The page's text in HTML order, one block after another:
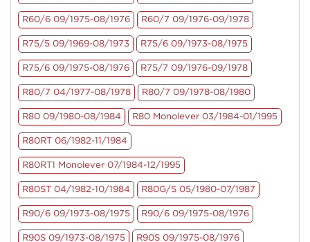
R60/6 09/1975-08/1976 R60/7 09/1976-09/1978
R75/5 09/1969-08/1973 R75/6 09/1973-08/1975
R75/6 09/1975-08/1976 R75/7 09/1976-09/1978
R80/7 04/1977-08/1978 R80/7 09/1978-08/1980
R80 09/1980-08/1984 R80 Monolever 03/1984-01/1995
R80RT 06/1982-11/1984
R80RT1 Monolever 07/1984-12/1995
R80ST 04/1982-10/1984 R80G/S 05/1980-07/1987
R90/6 09/1973-08/1975 R90/6 09/1975-08/1976
R90S 09/1973-08/1975 R90S 09/1975-08/1976